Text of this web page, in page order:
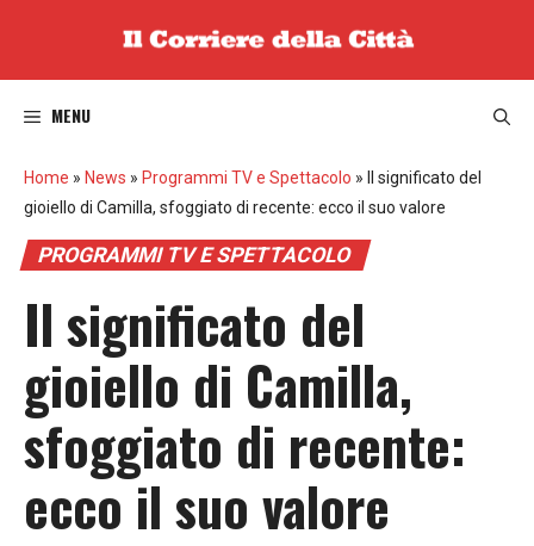
MENU
Home » News » Programmi TV e Spettacolo »
Il significato del
gioiello di Camilla, sfoggiato di recente: ecco il suo valore
PROGRAMMI TV E SPETTACOLO
Il significato del
gioiello di Camilla,
sfoggiato di recente:
ecco il suo valore